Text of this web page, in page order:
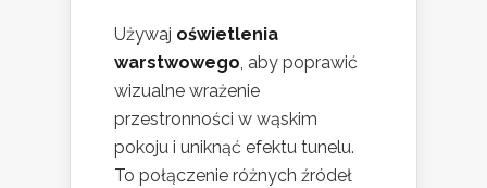
Używaj oświetlenia
warstwowego, aby poprawić
wizualne wrażenie
przestronności w wąskim
pokoju i uniknąć efektu tunelu.
To połączenie różnych źródeł